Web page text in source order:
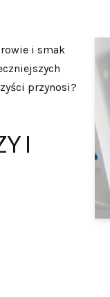
i smak
przynosi?
I